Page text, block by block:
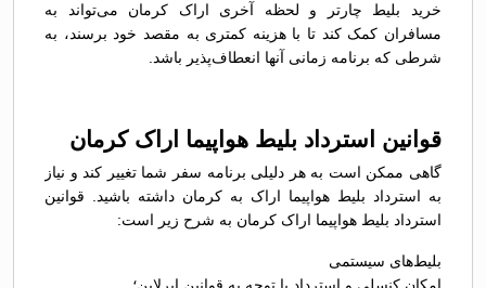
خرید بلیط چارتر و لحظه آخری اراک کرمان می‌تواند به
مسافران کمک کند تا با هزینه کمتری به مقصد خود برسند، به
شرطی که برنامه زمانی آنها انعطاف‌پذیر باشد.
قوانین استرداد بلیط هواپیما اراک کرمان
گاهی ممکن است به هر دلیلی برنامه سفر شما تغییر کند و نیاز
به استرداد بلیط هواپیما اراک به کرمان داشته باشید. قوانین
استرداد بلیط هواپیما اراک کرمان به شرح زیر است:
بلیط‌های سیستمی